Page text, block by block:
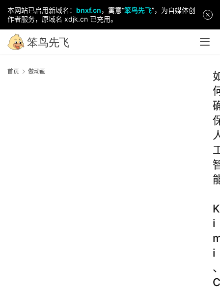
本网站已启用新域名： bnxf.cn，寓意“笨鸟先飞”，为自媒体创
作者服务，原域名 xdjk.cn 已充用。
首页 做动画
K
i
i
C